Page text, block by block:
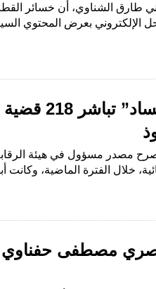
الإلكتروني بعرض المحتوي
“مكافحة
مصدر مسؤول في هيئة الرقابة
مصطفى